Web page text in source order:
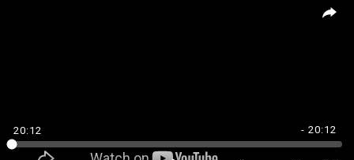
20:12 - 20:12